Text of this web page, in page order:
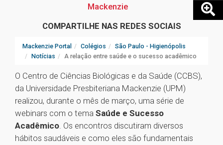
Mackenzie
COMPARTILHE NAS REDES SOCIAIS
Mackenzie Portal Colégios
São Paulo - Higienópolis
Notícias
A relação entre saúde e o sucesso acadêmico
O Centro de Ciências Biológicas e da Saúde (CCBS),
da Universidade Presbiteriana Mackenzie (UPM)
realizou, durante o mês de março, uma série de
webinars com o tema Saúde e Sucesso
Acadêmico. Os encontros discutiram diversos
hábitos saudáveis e como eles são fundamentais